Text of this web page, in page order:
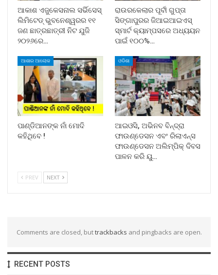
ଆକାଶ ଏଜୁକେସନାଲ ସର୍ଭିସେସ୍
ଲିମିଟେଡ୍ ଭୁବନେଶ୍ୱରର ୧୧
ଜଣ ଛାତ୍ରଛାତ୍ରୀ ନିଟ ଯୁଜି
୨୦୨୬ରେ…
ରାଉରକେଲାର ପୂର୍ବୀ ଗୁପ୍ତା
ସିଙ୍ଗାପୁରର ଜିଆଇଆଇଏସ୍
ସ୍ମାର୍ଟ କ୍ୟାମ୍ପସରେ ଅଧ୍ୟୟନ
ପାଇଁ ୧୦୦%…
ଆଶାର ଆଲୋକ
ପାଣ୍ଡିଆନଙ୍କ ନାଁ ମୋଦି
କହିଥିବେ !
ଓଡିଶା
ଆଇଓସି, ଅଭିନବ ବିନ୍ଦ୍ରା
ଫାଉଣ୍ଡେସନ ଏବଂ ରିଲାଏନ୍ସ
ଫାଉଣ୍ଡେସନ ଅଲିମ୍ପିକ୍ ଦିବସ
ପାଳନ କରି ୟୁ…
PREV NEXT
Comments are closed, buttrackbacks and pingbacks are open.
RECENT POSTS